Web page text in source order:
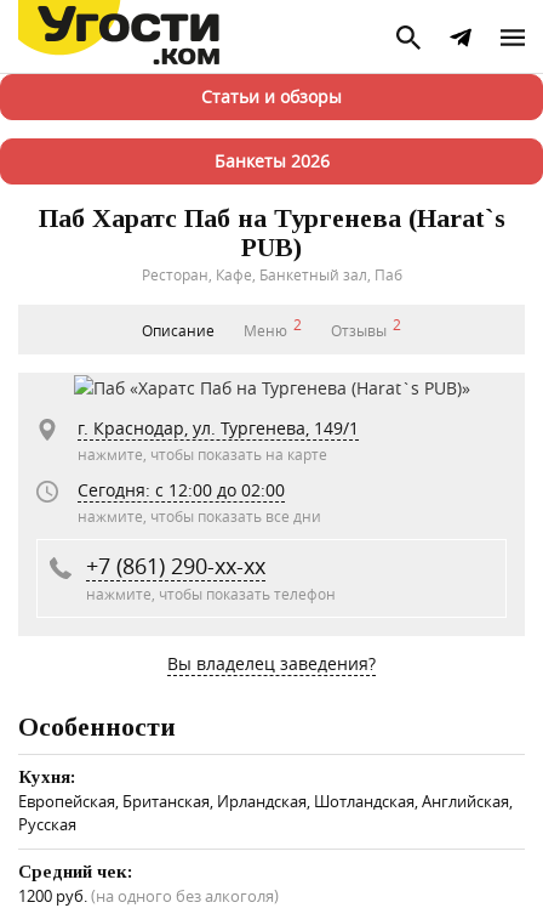
Статьи и обзоры
Банкеты 2026
Паб Харатс Паб на Тургенева (Harat`s
PUB)
Ресторан, Кафе, Банкетный зал, Паб
Описание Меню 2 Отзывы 2
г. Краснодар, ул. Тургенева, 149/1
нажмите, чтобы показать на карте
Сегодня: c 12:00 до 02:00
нажмите, чтобы показать все дни
+7 (861) 290-xx-xx
нажмите, чтобы показать телефон
Вы владелец заведения?
Особенности
Кухня:
Европейская, Британская, Ирландская, Шотландская, Английская,
Русская
Средний чек:
1200 руб.(на одного без алкоголя)